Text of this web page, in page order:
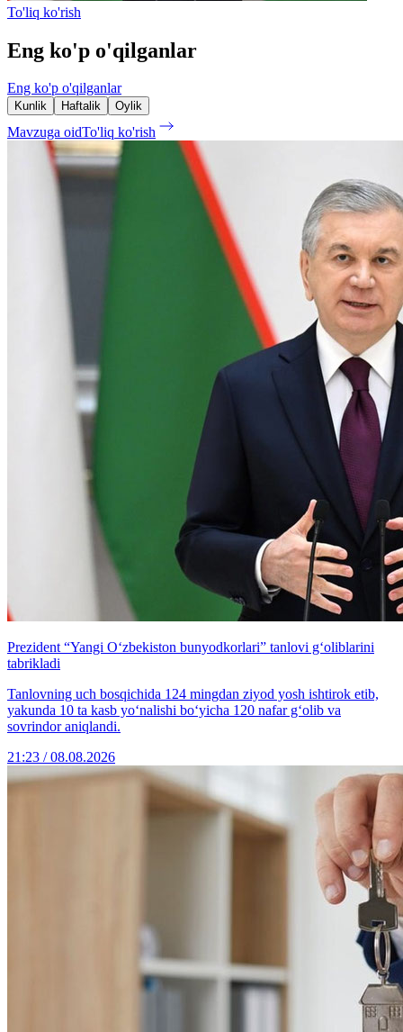
To'liq ko'rish
Eng ko'p o'qilganlar
Eng ko'p o'qilganlar
Kunlik Haftalik Oylik
Mavzuga oidTo'liq ko'rish
Prezident “Yangi O‘zbekiston bunyodkorlari” tanlovi g‘oliblarini
tabrikladi
Tanlovning uch bosqichida 124 mingdan ziyod yosh ishtirok etib,
yakunda 10 ta kasb yo‘nalishi bo‘yicha 120 nafar g‘olib va
sovrindor aniqlandi.
21:23 / 08.08.2026